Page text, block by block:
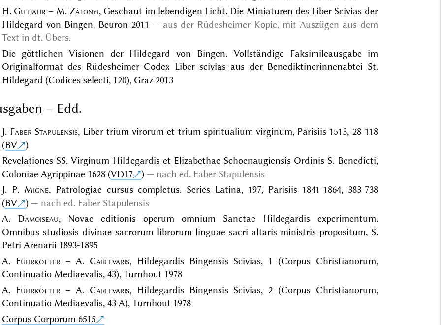
H. Gutjahr – M. Zátonyi, Geschaut im lebendigen Licht. Die Miniaturen des Liber Scivias der
Hildegard von Bingen, Beuron 2011
aus der Rüdesheimer Kopie, mit Auszügen aus dem
Text in dt. Übers.
Die göttlichen Visionen der Hildegard von Bingen. Vollständige Faksimileausgabe im
Originalformat des Rüdesheimer Codex Liber scivias aus der Benediktinerinnenabtei St.
Hildegard (Codices selecti, 120), Graz 2013
– Edd.
J. Faber Stapulensis, Liber trium virorum et trium spiritualium virginum, Parisiis 1513, 28-118
(BV
)
Revelationes SS. Virginum Hildegardis et Elizabethae Schoenaugiensis Ordinis S. Benedicti,
Coloniae Agrippinae 1628 (VD17 )
nach ed. Faber Stapulensis
J. P. Migne, Patrologiae cursus completus. Series Latina, 197, Parisiis 1841-1864, 383-738
(BV )
nach ed. Faber Stapulensis
A. Damoiseau, Novae editionis operum omnium Sanctae Hildegardis experimentum.
Omnibus studiosis divinae sacrorum librorum linguae sacri altaris ministris propositum, S.
Petri Arenarii 1893-1895
A. Führkötter– A. Carlevaris, Hildegardis Bingensis Scivias, 1 (Corpus Christianorum,
Continuatio Mediaevalis, 43), Turnhout 1978
A. Führkötter– A. Carlevaris, Hildegardis Bingensis Scivias, 2 (Corpus Christianorum,
Continuatio Mediaevalis, 43 A), Turnhout 1978
Corpus Corporum 6515